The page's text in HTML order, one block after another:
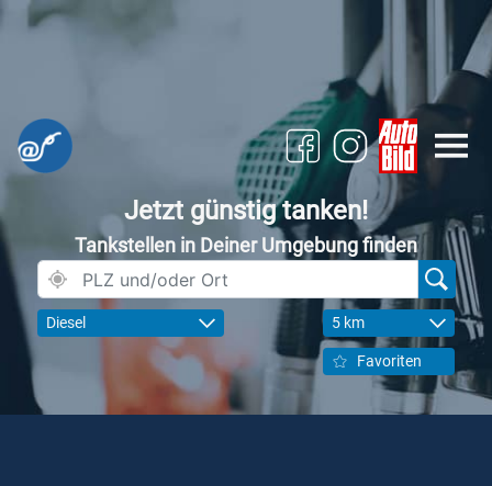
Jetzt günstig tanken!
Tankstellen in Deiner Umgebung finden
Diesel 5 km
Favoriten